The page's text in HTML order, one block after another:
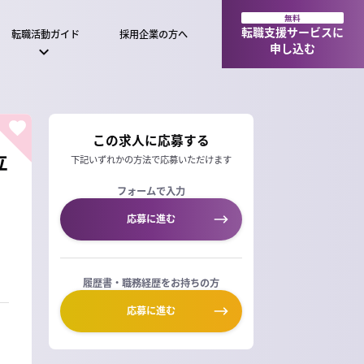
転職活動ガイド 採用企業の方へ
無料
転職支援サービスに
申し込む
この求人に応募する
下記いずれかの方法で応募いただけます
フォームで入力
応募に進む
履歴書・職務経歴をお持ちの方
応募に進む